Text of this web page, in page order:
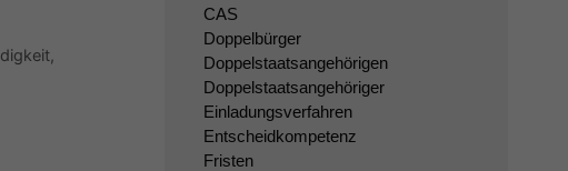
,
CAS
Doppelbürger
Doppelstaatsangehörigen
Doppelstaatsangehöriger
Einladungsverfahren
Entscheidkompetenz
Fristen